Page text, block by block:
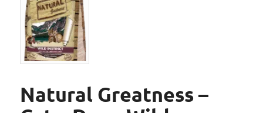
Natural Greatness –